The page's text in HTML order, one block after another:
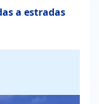
a estradas